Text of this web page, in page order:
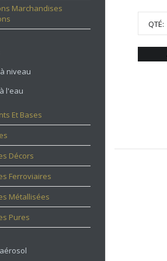
Marchandises
niveau
l'eau
Et Bases
Décors
Ferroviaires
Métallisées
Pures
QTÉ: